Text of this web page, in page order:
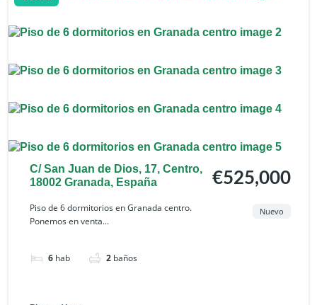
C/ San Juan de Dios, 17, Centro,
18002 Granada, España
Piso de 6 dormitorios en Granada centro.
Ponemos en venta...
6 hab 2 baños
€525,000
Nuevo